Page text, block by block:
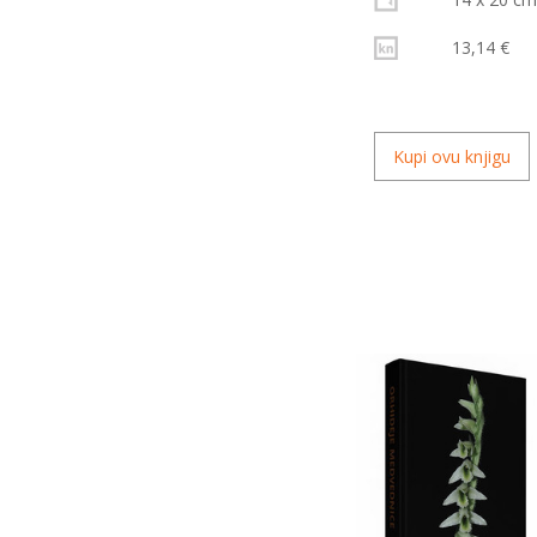
13,14 €
Kupi ovu knjigu